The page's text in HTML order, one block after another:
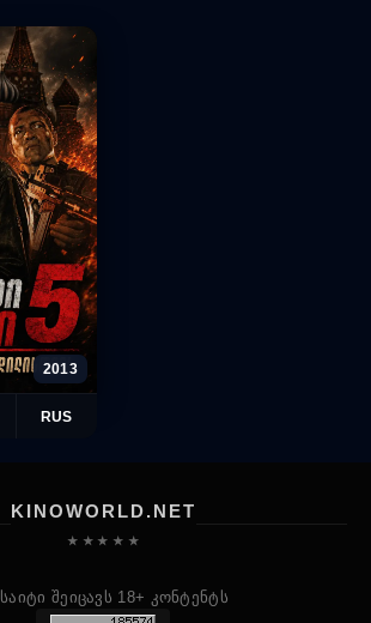
2013
RUS
KINOWORLD.NET
★ ★ ★ ★ ★
საიტი შეიცავს 18+ კონტენტს